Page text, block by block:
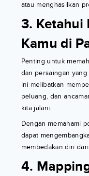
atau menghasilkan
3. Ketahui
Kamu di
Penting untuk
dan persaingan
ini melibatkan
peluang, dan
kita jalani.
Dengan memahami
dapat
membedakan diri
4.